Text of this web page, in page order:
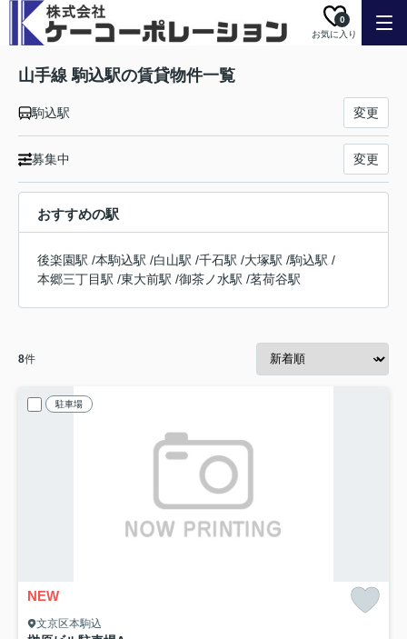
お気に入り
0
山手線 駒込駅の賃貸物件一覧
駒込駅 変更
募集中 変更
おすすめの駅
後楽園駅 /本駒込駅 /白山駅 /千石駅 /大塚駅 /駒込駅 /
本郷三丁目駅 /東大前駅 /御茶ノ水駅 /茗荷谷駅
8件
駐車場
NEW
文京区本駒込